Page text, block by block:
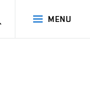
MENU